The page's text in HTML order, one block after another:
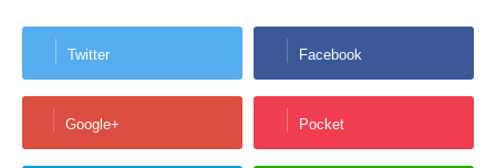
Twitter Facebook
Google+ Pocket